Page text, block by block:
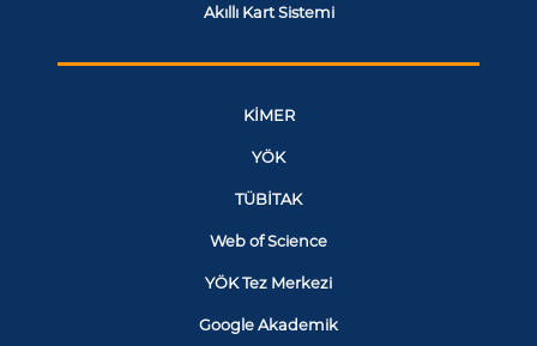
Akıllı Kart Sistemi
KİMER
YÖK
TÜBİTAK
Web of Science
YÖK Tez Merkezi
Google Akademik